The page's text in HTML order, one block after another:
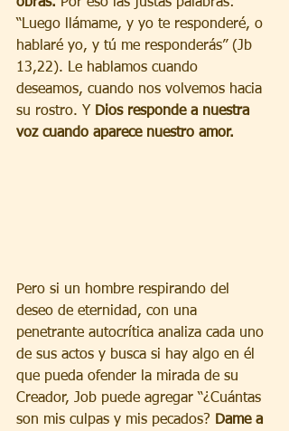
“Luego llámame, y yo te responderé, o
hablaré yo, y tú me responderás” (Jb
13,22). Le hablamos cuando
deseamos, cuando nos volvemos hacia
su rostro. Y Dios responde a nuestra
voz cuando aparece nuestro amor.
Pero si un hombre respirando del
deseo de eternidad, con una
penetrante autocrítica analiza cada uno
de sus actos y busca si hay algo en él
que pueda ofender la mirada de su
Creador, Job puede agregar “¿Cuántas
son mis culpas y mis pecados? Dame a